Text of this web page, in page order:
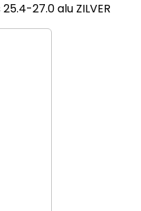
27.0 alu ZILVER